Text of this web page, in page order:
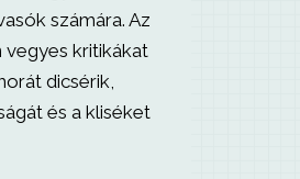
számára. Az
vegyes kritikákat
dicsérik,
és a kliséket